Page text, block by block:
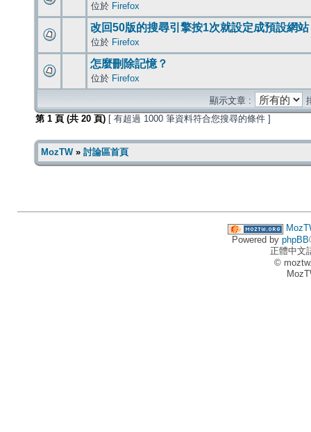
位於 Firefox
改回50版的搜尋引擎按1次就設定成預設網站
位於 Firefox
怎麼刪除記憶？
位於 Firefox
顯示文章 :
第 1 頁 (共 20 頁) [ 有超過 1000 筆資料符合您搜尋的條件 ]
MozTW» 討論區首頁
Powered by phpBB
正體中文
©